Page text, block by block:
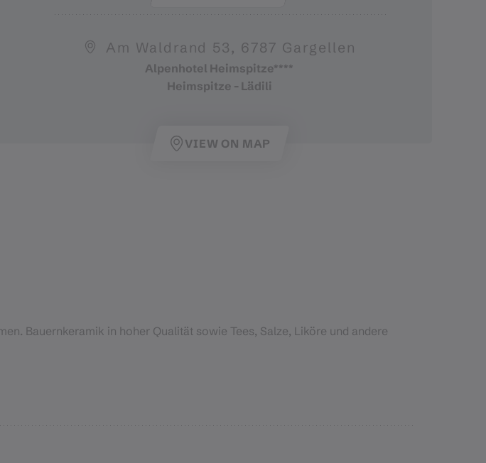
Am Waldrand 53, 6787 Gargellen
Alpenhotel Heimspitze****
Heimspitze - Lädili
VIEW ON MAP
Bauernkeramik in hoher Qualität sowie Tees, Salze, Liköre und andere